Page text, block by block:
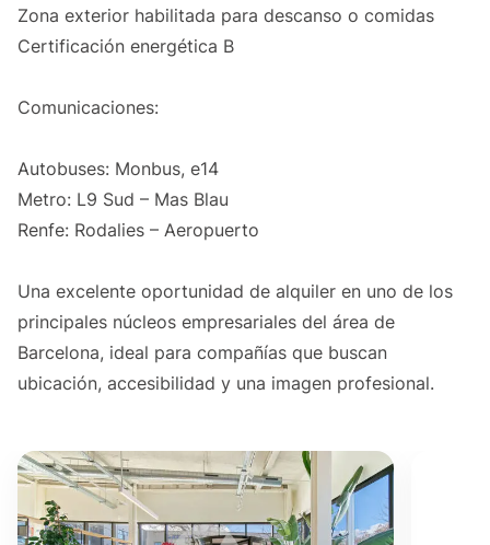
Zona exterior habilitada para descanso o comidas
Certificación energética B
Comunicaciones:
Autobuses: Monbus, e14
Metro: L9 Sud – Mas Blau
Renfe: Rodalies – Aeropuerto
Una excelente oportunidad de alquiler en uno de los
principales núcleos empresariales del área de
Barcelona, ideal para compañías que buscan
ubicación, accesibilidad y una imagen profesional.